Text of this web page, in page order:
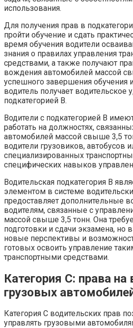
использования.
Для получения прав в
пройти обучение и сдать
время обучения водители
знания о правилах управления
средствами, а также получают
вождения автомобилей массой
успешного завершения обучения
водитель получает водительское
подкатегорией B.
Водители с подкатегорией B
работать на должностях,
автомобилей массой свыше 3,5
водители грузовиков, автобусов
специализированных
специфических навыков
Водительская подкатегория B
элементом в системе
предоставляет дополнительные
водителям, связанные с
массой свыше 3,5 тонн. Она
подготовки и сдачи экзамена, но
новые перспективы и
готовых освоить управление
транспортными средствами.
Категория C: права
грузовых
Категория C водительских прав
управлять грузовыми